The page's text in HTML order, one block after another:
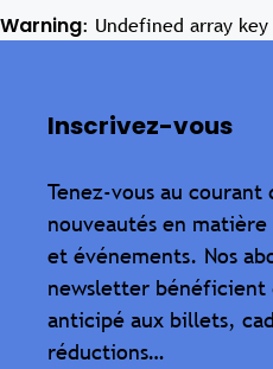
Warning: Undefined array key
Inscrivez-vous
Tenez-vous au courant
nouveautés en matière
et événements. Nos
newsletter bénéficient
anticipé aux billets,
réductions…